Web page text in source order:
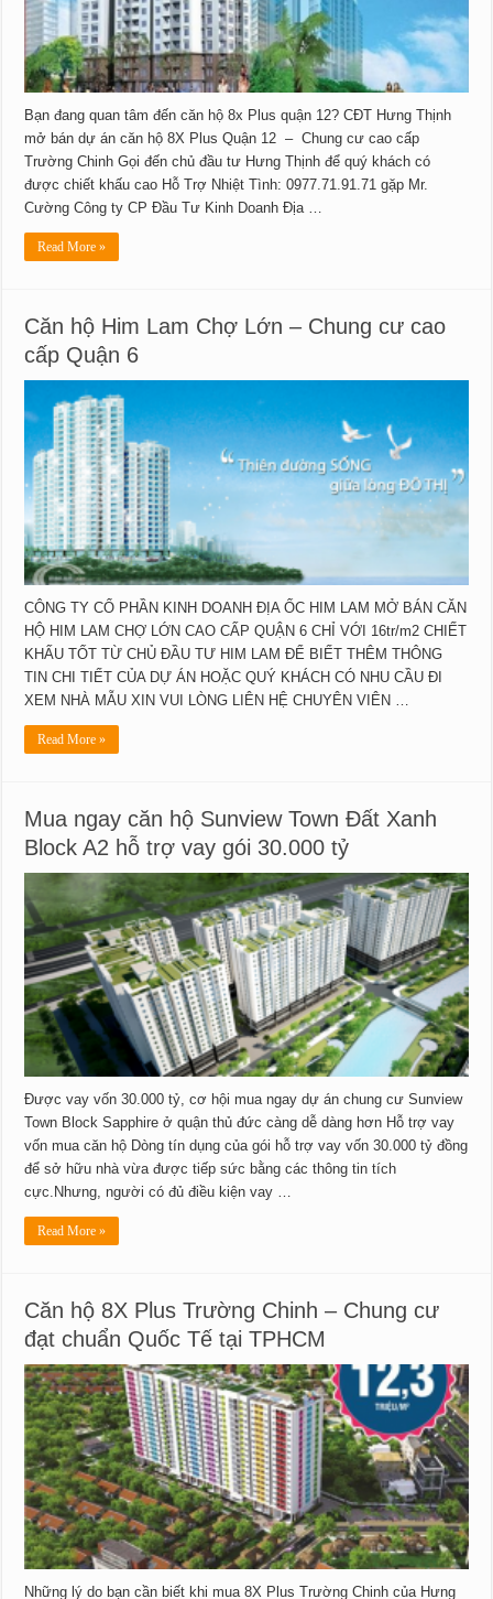
Bạn đang quan tâm đến căn hộ 8x Plus quận 12? CĐT Hưng Thịnh
mở bán dự án căn hộ 8X Plus Quận 12 – Chung cư cao cấp
Trường Chinh Gọi đến chủ đầu tư Hưng Thịnh để quý khách có
được chiết khấu cao Hỗ Trợ Nhiệt Tình: 0977.71.91.71 gặp Mr.
Cường Công ty CP Đầu Tư Kinh Doanh Địa …
Read More »
Căn hộ Him Lam Chợ Lớn – Chung cư cao
cấp Quận 6
CÔNG TY CỔ PHẦN KINH DOANH ĐỊA ỐC HIM LAM MỞ BÁN CĂN
HỘ HIM LAM CHỢ LỚN CAO CẤP QUẬN 6 CHỈ VỚI 16tr/m2 CHIẾT
KHẤU TỐT TỪ CHỦ ĐẦU TƯ HIM LAM ĐỂ BIẾT THÊM THÔNG
TIN CHI TIẾT CỦA DỰ ÁN HOẶC QUÝ KHÁCH CÓ NHU CẦU ĐI
XEM NHÀ MẪU XIN VUI LÒNG LIÊN HỆ CHUYÊN VIÊN …
Read More »
Mua ngay căn hộ Sunview Town Đất Xanh
Block A2 hỗ trợ vay gói 30.000 tỷ
Được vay vốn 30.000 tỷ, cơ hội mua ngay dự án chung cư Sunview
Town Block Sapphire ở quận thủ đức càng dễ dàng hơn Hỗ trợ vay
vốn mua căn hộ Dòng tín dụng của gói hỗ trợ vay vốn 30.000 tỷ đồng
để sở hữu nhà vừa được tiếp sức bằng các thông tin tích
cực.Nhưng, người có đủ điều kiện vay …
Read More »
Căn hộ 8X Plus Trường Chinh – Chung cư
đạt chuẩn Quốc Tế tại TPHCM
Những lý do bạn cần biết khi mua 8X Plus Trường Chinh của Hưng